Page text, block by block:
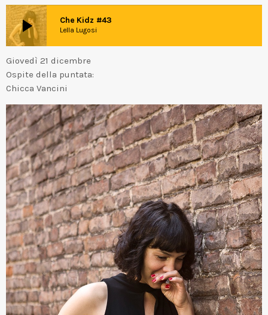
play_arrow Che Kidz #43
Lella Lugosi
Giovedì 21 dicembre
Ospite della puntata:
Chicca Vancini